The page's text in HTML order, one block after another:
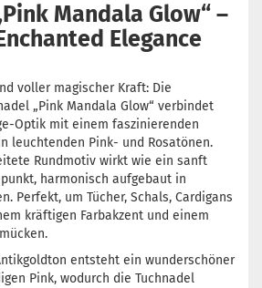
Mandala Glow“ –
Elegance
voller magischer Kraft: Die
„Pink Mandala Glow“ verbindet
Optik mit einem faszinierenden
leuchtenden Pink- und Rosatönen.
Rundmotiv wirkt wie ein sanft
harmonisch aufgebaut in
Perfekt, um Tücher, Schals, Cardigans
kräftigen Farbakzent und einem
entsteht ein wunderschöner
Pink, wodurch die Tuchnadel